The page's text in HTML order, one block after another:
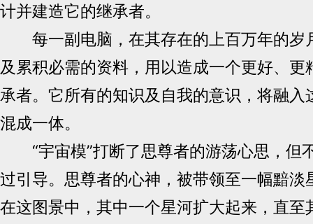
计并建造它的继承者。
每一副电脑，在其存在的上百万年的岁
及累积必需的资料，用以造成一个更好、更
承者。它所有的知识及自我的意识，将融入
混成一体。
“宇宙模”打断了思尊者的游荡心思，但
过引导。思尊者的心神，被带领至一幅黯淡
在这图景中，其中一个星河扩大起来，直至